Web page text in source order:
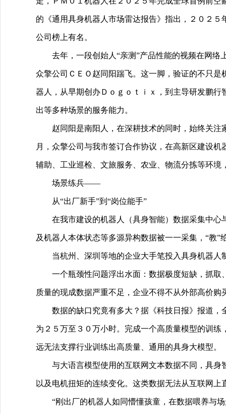
的《通用具身机器人市场雷达报告》指出，２０２
公司榜上有名。
去年，一段创始人“亲测”产品性能的视频在网
众擎公司ＣＥＯ赵同阳踹飞。这一脚，验证的不只
器人，从早期创办Ｄｏｇｏｔｉｘ，到主导研发鹏
出等多种场景的服务能力。
赵同阳是南阳人，在深耕技术的同时，始终关
月，众擎公司与我市签订合作协议，在高新区建设
辅助、工业巡检、文旅服务、农业、物流分拣等环境
场景练兵——
从“出厂新手”到“岗位能手”
在我市建设的机器人（具身智能）数据采集中
及机器人本体状态等多源异构数据被一一采集，“教
当杭州、深圳等地的企业大手笔投入具身机器人
一个瓶颈性问题浮出水面：数据极度短缺，抓
质量的现成数据严重不足，企业不得不从外部高价购
数据的缺口究竟有多大？据《科技日报》报道
为２５万至３０万小时。完成一个高质量模型的训
远无法支撑行业训练出高质量、通用的具身大模型。
与大语言模型使用的互联网文本数据不同，具
以及电机扭矩的连续变化。这类数据无法从互联网
“刚出厂的机器人如同懵懂孩童，在数据喂养与